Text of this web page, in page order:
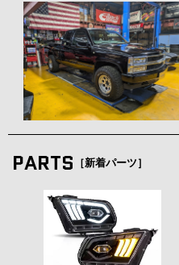
PARTS ［新着パーツ］